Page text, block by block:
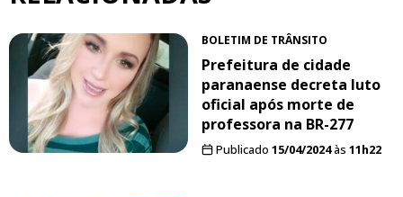
BOLETIM DE TRÂNSITO
Prefeitura de cidade
paranaense decreta luto
oficial após morte de
professora na BR-277
Publicado 15/04/2024às 11h22